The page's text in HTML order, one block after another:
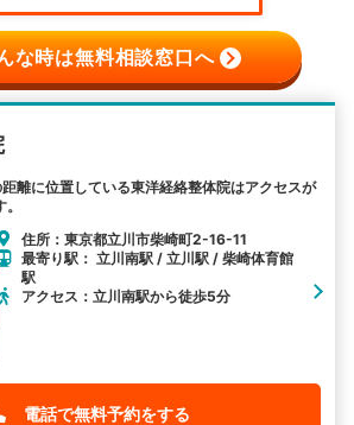
な時は無料相談窓口へ
離に位置している東洋経絡整体院はアクセスが
住所：東京都立川市柴崎町2-16-11
最寄り駅： 立川南駅 / 立川駅 / 柴崎体育館
駅
アクセス：立川南駅から徒歩5分
電話で無料予約をする